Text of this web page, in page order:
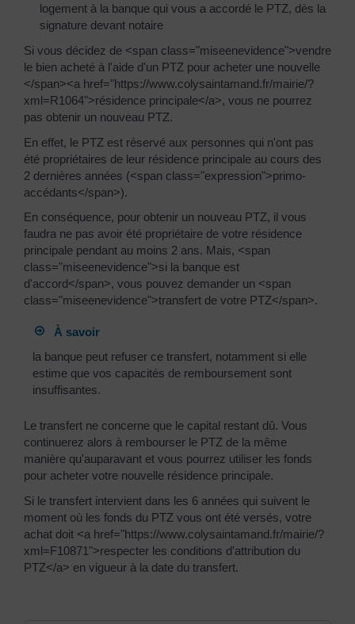
logement à la banque qui vous a accordé le PTZ, dès la
signature devant notaire
Si vous décidez de <span class="miseenevidence">vendre
le bien acheté à l'aide d'un PTZ pour acheter une nouvelle
</span><a href="https://www.colysaintamand.fr/mairie/?
xml=R1064">résidence principale</a>, vous ne pourrez
pas obtenir un nouveau PTZ.
En effet, le PTZ est réservé aux personnes qui n'ont pas
été propriétaires de leur résidence principale au cours des
2 dernières années (<span class="expression">primo-
accédants</span>).
En conséquence, pour obtenir un nouveau PTZ, il vous
faudra ne pas avoir été propriétaire de votre résidence
principale pendant au moins 2 ans. Mais, <span
class="miseenevidence">si la banque est
d'accord</span>, vous pouvez demander un <span
class="miseenevidence">transfert de votre PTZ</span>.
À savoir
la banque peut refuser ce transfert, notamment si elle
estime que vos capacités de remboursement sont
insuffisantes.
Le transfert ne concerne que le capital restant dû. Vous
continuerez alors à rembourser le PTZ de la même
manière qu'auparavant et vous pourrez utiliser les fonds
pour acheter votre nouvelle résidence principale.
Si le transfert intervient dans les 6 années qui suivent le
moment où les fonds du PTZ vous ont été versés, votre
achat doit <a href="https://www.colysaintamand.fr/mairie/?
xml=F10871">respecter les conditions d'attribution du
PTZ</a> en vigueur à la date du transfert.